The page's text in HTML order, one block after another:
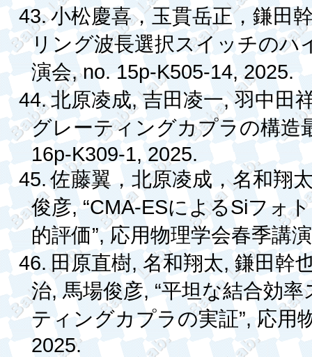
43.小松慶喜，玉貫岳正，鎌田
リング波長選択スイッチのハ
演会, no. 15p-K505-14, 2025.
44.北原凌成,吉田凌一,羽中田
グレーティングカプラの構造
16p-K309-1, 2025.
45.佐藤翼，北原凌成，名和翔
俊彦, “CMA-ESによるSiフォ
的評価”,応用物理学会春季講
46. 田原直樹,名和翔太,鎌田幹
治, 馬場俊彦, “平坦な結合効
ティングカプラの実証”,応用
2025.